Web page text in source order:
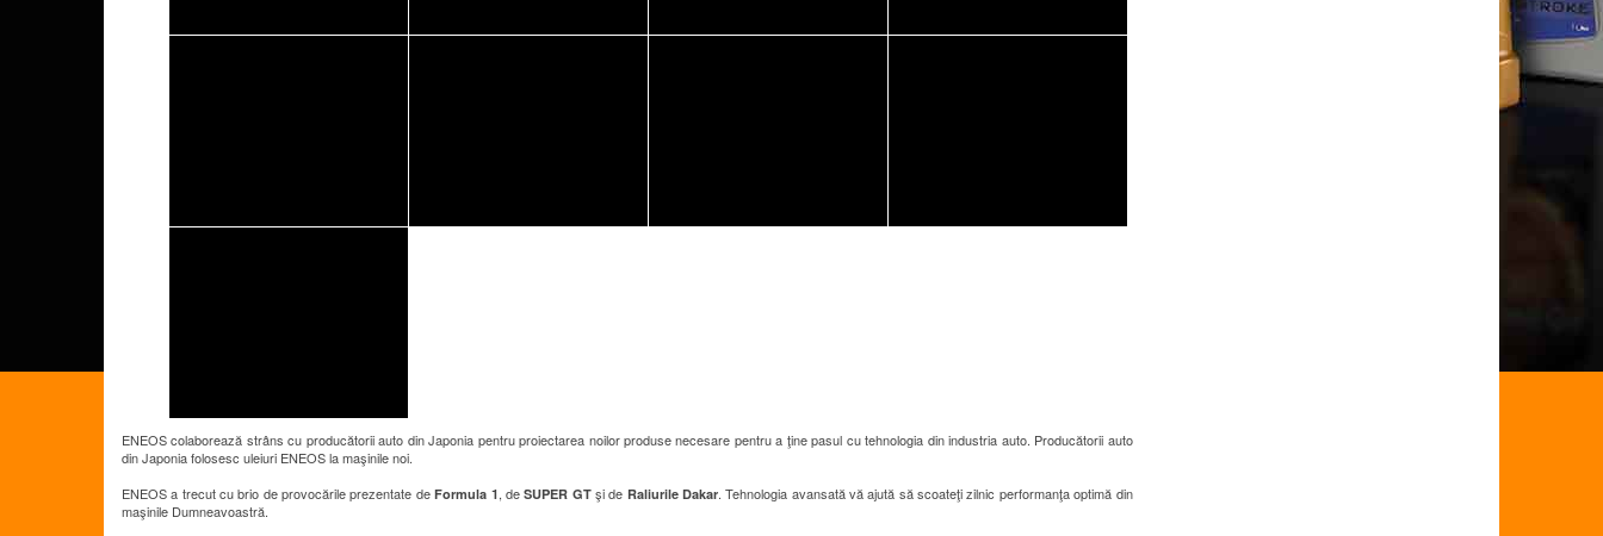
ENEOS colaborează strâns cu producătorii auto din Japonia pentru proiectarea noilor produse necesare pentru a ţine pasul cu tehnologia din industria auto. Producătorii auto
din Japonia folosesc uleiuri ENEOS la maşinile noi.
ENEOS a trecut cu brio de provocările prezentate deFormula 1, deSUPER GTşi de Raliurile Dakar. Tehnologia avansată vă ajută să scoateţi zilnic performanţa optimă din
maşinile Dumneavoastră.